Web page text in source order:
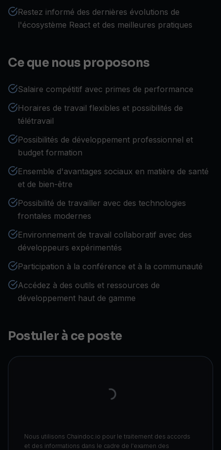
Restez informé des dernières évolutions de
l'écosystème React et des meilleures pratiques
Ce que nous proposons
Salaire compétitif avec primes de performance
Horaires de travail flexibles et possibilités de
télétravail
Possibilités de développement professionnel et
budget formation
Ensemble d'avantages sociaux en matière de santé
et de bien-être
Possibilité de travailler avec des technologies
frontales modernes
Environnement de travail collaboratif avec des
développeurs expérimentés
Participation à la conférence et à la communauté
Accédez à des outils et ressources de
développement haut de gamme
Postuler à ce poste
Nous utilisons Chaindoc.io pour le traitement des accords
et des informations dans le cadre de l'examen des